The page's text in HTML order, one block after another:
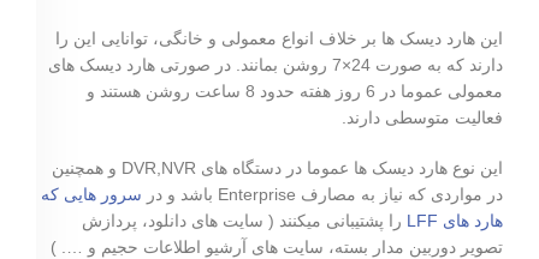
این هارد دیسک ها بر خلاف انواع معمولی و خانگی، توانایی این را
دارند که به صورت 24×7 روشن بمانند. در صورتی هارد دیسک های
معمولی عموما در 6 روز هفته حدود 8 ساعت روشن هستند و
فعالیت متوسطی دارند.
این نوع هارد دیسک ها عموما در دستگاه های DVR,NVR و همچنین
در مواردی که نیاز به مصارف Enterprise باشد و در
سرور هایی که
هارد های LFF
را پشتیبانی میکنند ( سایت های دانلود، پردازش
تصویر دوربین مدار بسته، سایت های آرشیو اطلاعات حجیم و …. )